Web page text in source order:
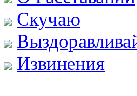
Скучаю
Извинения